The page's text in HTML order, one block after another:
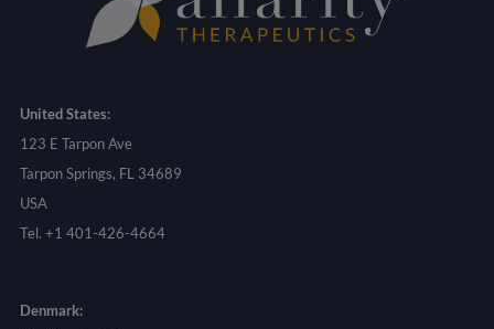
United States:
123 E Tarpon Ave
Tarpon Springs, FL 34689
USA
Tel. +1 401-426-4664
Denmark: